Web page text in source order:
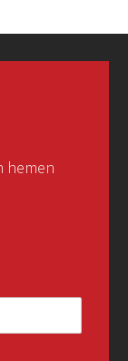
hemen